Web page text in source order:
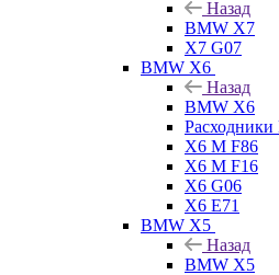
Назад
BMW X7
X7 G07
BMW X6
Назад
BMW X6
X6 M F86
X6 M F16
X6 G06
X6 E71
BMW X5
Назад
BMW X5